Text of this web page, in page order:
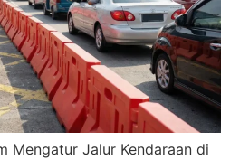
Mengatur Jalur Kendaraan di